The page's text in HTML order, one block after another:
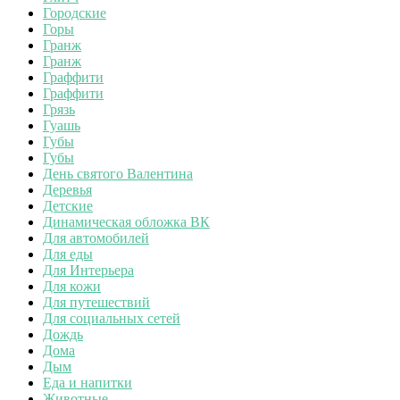
Городские
Горы
Гранж
Гранж
Граффити
Граффити
Грязь
Гуашь
Губы
Губы
День святого Валентина
Деревья
Детские
Динамическая обложка ВК
Для автомобилей
Для еды
Для Интерьера
Для кожи
Для путешествий
Для социальных сетей
Дождь
Дома
Дым
Еда и напитки